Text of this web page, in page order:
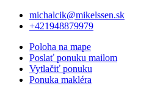
michalcik@mikelssen.sk
+421948879979
Poloha na mape
Poslať ponuku mailom
Vytlačiť ponuku
Ponuka makléra